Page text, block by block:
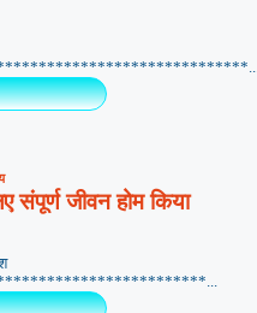
संपूर्ण जीवन होम किया